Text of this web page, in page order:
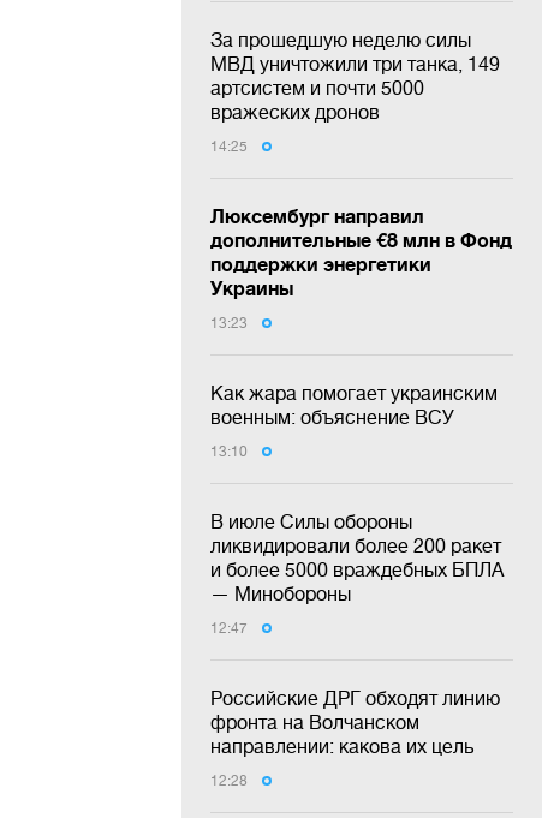
За прошедшую неделю силы
МВД уничтожили три танка, 149
артсистем и почти 5000
вражеских дронов
14:25
Люксембург направил
дополнительные €8 млн в Фонд
поддержки энергетики
Украины
13:23
Как жара помогает украинским
военным: объяснение ВСУ
13:10
В июле Силы обороны
ликвидировали более 200 ракет
и более 5000 враждебных БПЛА
— Минобороны
12:47
Российские ДРГ обходят линию
фронта на Волчанском
направлении: какова их цель
12:28